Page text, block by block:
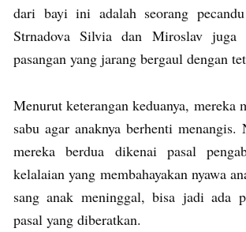
dari bayi ini adalah seorang
Strnadova Silvia dan Miroslav juga
pasangan yang jarang bergaul dengan
Menurut keterangan keduanya, mereka
sabu agar anaknya berhenti menangis.
mereka berdua dikenai pasal
kelalaian yang membahayakan nyawa
sang anak meninggal, bisa jadi ada
pasal yang diberatkan.